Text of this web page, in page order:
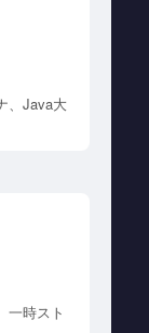
、Java大
一時スト